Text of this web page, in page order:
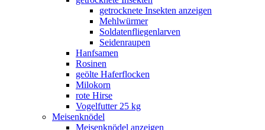
getrocknete Insekten anzeigen
Mehlwürmer
Soldatenfliegenlarven
Seidenraupen
Hanfsamen
Rosinen
geölte Haferflocken
Milokorn
rote Hirse
Vogelfutter 25 kg
Meisenknödel
Meisenknödel anzeigen